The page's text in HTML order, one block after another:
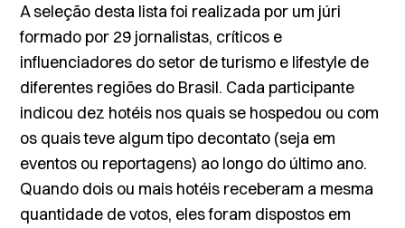
A seleção desta lista foi realizada por um júri
formado por 29 jornalistas, críticos e
influenciadores do setor de turismo e lifestyle de
diferentes regiões do Brasil. Cada participante
indicou dez hotéis nos quais se hospedou ou com
os quais teve algum tipo decontato (seja em
eventos ou reportagens) ao longo do último ano.
Quando dois ou mais hotéis receberam a mesma
quantidade de votos, eles foram dispostos em